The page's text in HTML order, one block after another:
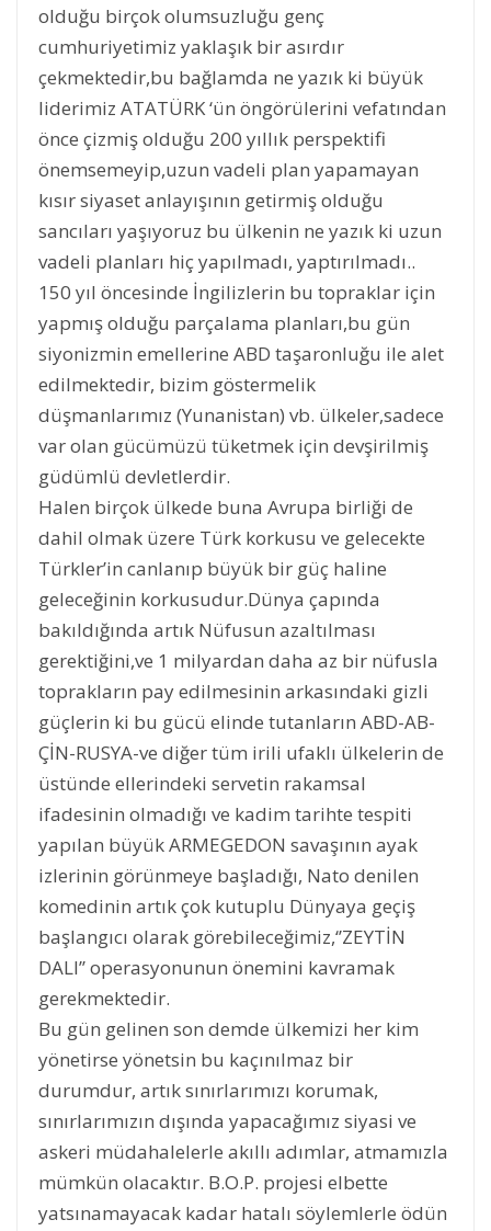
olduğu birçok olumsuzluğu genç
cumhuriyetimiz yaklaşık bir asırdır
çekmektedir,bu bağlamda ne yazık ki büyük
liderimiz ATATÜRK ‘ün öngörülerini vefatından
önce çizmiş olduğu 200 yıllık perspektifi
önemsemeyip,uzun vadeli plan yapamayan
kısır siyaset anlayışının getirmiş olduğu
sancıları yaşıyoruz bu ülkenin ne yazık ki uzun
vadeli planları hiç yapılmadı, yaptırılmadı..
150 yıl öncesinde İngilizlerin bu topraklar için
yapmış olduğu parçalama planları,bu gün
siyonizmin emellerine ABD taşaronluğu ile alet
edilmektedir, bizim göstermelik
düşmanlarımız (Yunanistan) vb. ülkeler,sadece
var olan gücümüzü tüketmek için devşirilmiş
güdümlü devletlerdir.
Halen birçok ülkede buna Avrupa birliği de
dahil olmak üzere Türk korkusu ve gelecekte
Türkler’in canlanıp büyük bir güç haline
geleceğinin korkusudur.Dünya çapında
bakıldığında artık Nüfusun azaltılması
gerektiğini,ve 1 milyardan daha az bir nüfusla
toprakların pay edilmesinin arkasındaki gizli
güçlerin ki bu gücü elinde tutanların ABD-AB-
ÇİN-RUSYA-ve diğer tüm irili ufaklı ülkelerin de
üstünde ellerindeki servetin rakamsal
ifadesinin olmadığı ve kadim tarihte tespiti
yapılan büyük ARMEGEDON savaşının ayak
izlerinin görünmeye başladığı, Nato denilen
komedinin artık çok kutuplu Dünyaya geçiş
başlangıcı olarak görebileceğimiz,‘’ZEYTİN
DALI’’ operasyonunun önemini kavramak
gerekmektedir.
Bu gün gelinen son demde ülkemizi her kim
yönetirse yönetsin bu kaçınılmaz bir
durumdur, artık sınırlarımızı korumak,
sınırlarımızın dışında yapacağımız siyasi ve
askeri müdahalelerle akıllı adımlar, atmamızla
mümkün olacaktır. B.O.P. projesi elbette
yatsınamayacak kadar hatalı söylemlerle ödün